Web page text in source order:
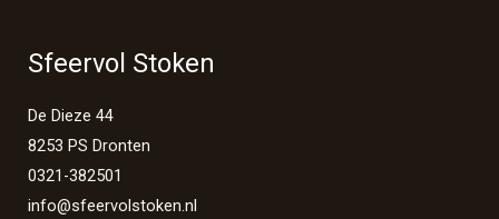
Sfeervol Stoken
De Dieze 44
8253 PS Dronten
0321-382501
info@sfeervolstoken.nl